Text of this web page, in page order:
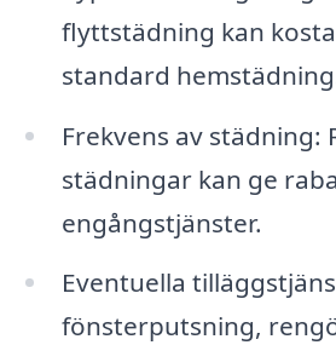
flyttstädning kan
standard
Frekvens av städning:
städningar kan ge
engångstjänster.
Eventuella
fönsterputsning,